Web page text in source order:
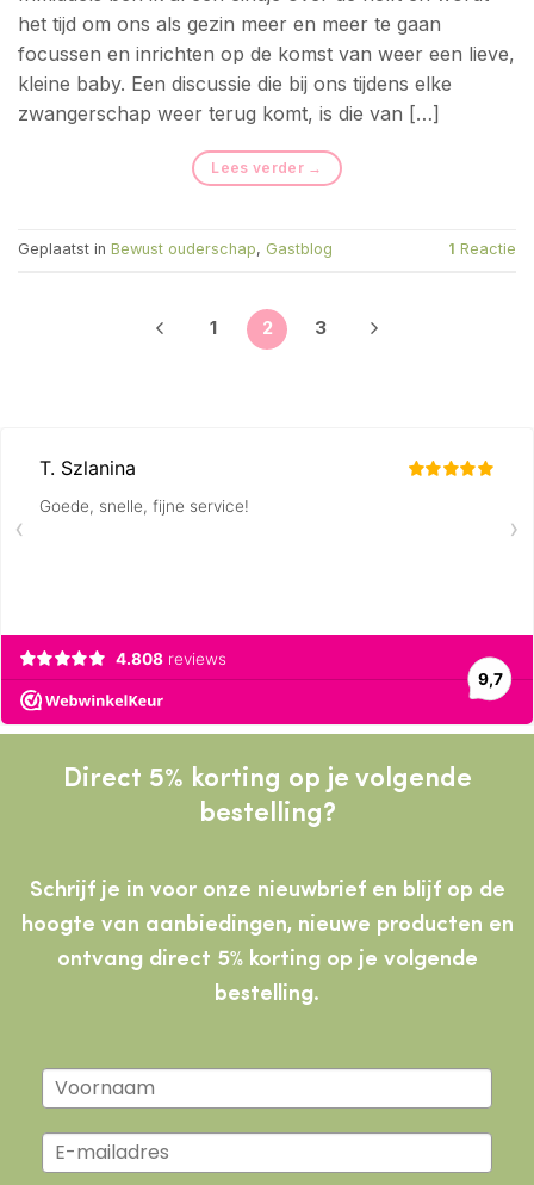
het tijd om ons als gezin meer en meer te gaan
focussen en inrichten op de komst van weer een lieve,
kleine baby. Een discussie die bij ons tijdens elke
zwangerschap weer terug komt, is die van […]
Lees verder →
Geplaatst in Bewust ouderschap, Gastblog 1 Reactie
1 2 3
Direct 5% korting op je volgende
bestelling?
Schrijf je in voor onze nieuwbrief en blijf op de
hoogte van aanbiedingen, nieuwe producten en
ontvang direct 5% korting op je volgende
bestelling.